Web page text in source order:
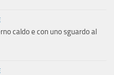
caldo e con uno sguardo al